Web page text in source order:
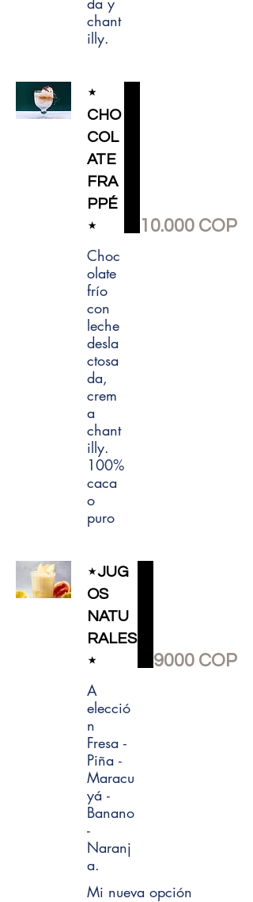
chant
illy.
⋆
CHO
COL
ATE
FRA
PPÉ
⋆
Choc
olate
frío
con
leche
desla
ctosa
da,
crem
a
chant
illy.
100%
caca
o
puro
10.000 COP
⋆JUG
OS
NATU
RALES
⋆
A
elecció
n
Fresa -
Piña -
Maracu
yá -
Banano
-
Naranj
a.
9000 COP
Mi nueva opción